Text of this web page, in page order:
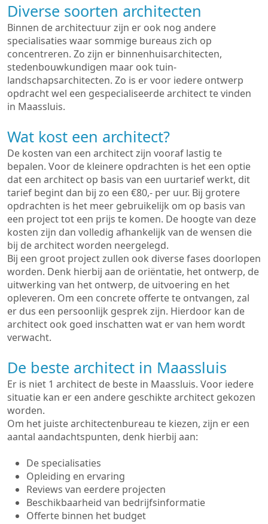
Diverse soorten architecten
Binnen de architectuur zijn er ook nog andere
specialisaties waar sommige bureaus zich op
concentreren. Zo zijn er binnenhuisarchitecten,
stedenbouwkundigen maar ook tuin-
landschapsarchitecten. Zo is er voor iedere ontwerp
opdracht wel een gespecialiseerde architect te vinden
in Maassluis.
Wat kost een architect?
De kosten van een architect zijn vooraf lastig te
bepalen. Voor de kleinere opdrachten is het een optie
dat een architect op basis van een uurtarief werkt, dit
tarief begint dan bij zo een €80,- per uur. Bij grotere
opdrachten is het meer gebruikelijk om op basis van
een project tot een prijs te komen. De hoogte van deze
kosten zijn dan volledig afhankelijk van de wensen die
bij de architect worden neergelegd.
Bij een groot project zullen ook diverse fases doorlopen
worden. Denk hierbij aan de oriëntatie, het ontwerp, de
uitwerking van het ontwerp, de uitvoering en het
opleveren. Om een concrete offerte te ontvangen, zal
er dus een persoonlijk gesprek zijn. Hierdoor kan de
architect ook goed inschatten wat er van hem wordt
verwacht.
De beste architect in Maassluis
Er is niet 1 architect de beste in Maassluis. Voor iedere
situatie kan er een andere geschikte architect gekozen
worden.
Om het juiste architectenbureau te kiezen, zijn er een
aantal aandachtspunten, denk hierbij aan:
De specialisaties
Opleiding en ervaring
Reviews van eerdere projecten
Beschikbaarheid van bedrijfsinformatie
Offerte binnen het budget